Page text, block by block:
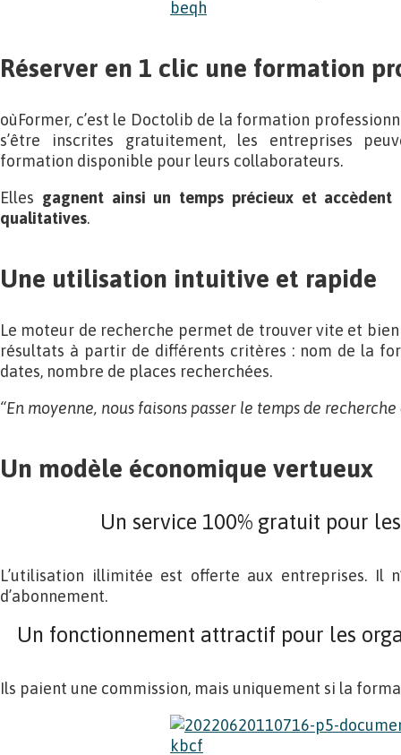
Réserver en 1 clic une formation
oùFormer, c’est le Doctolib de la formation
s’être inscrites gratuitement, les entreprises
formation disponible pour leurs collaborateurs.
Elles gagnent ainsi un temps précieux et accèdent
qualitatives.
Une utilisation intuitive et rapide
Le moteur de recherche permet de trouver vite et
résultats à partir de différents critères : nom de la
dates, nombre de places recherchées.
“En moyenne, nous faisons passer le temps de
Un modèle économique vertueux
Un service 100% gratuit pour
L’utilisation illimitée est offerte aux entreprises. Il
d’abonnement.
Un fonctionnement attractif pour les
Ils paient une commission, mais uniquement si la